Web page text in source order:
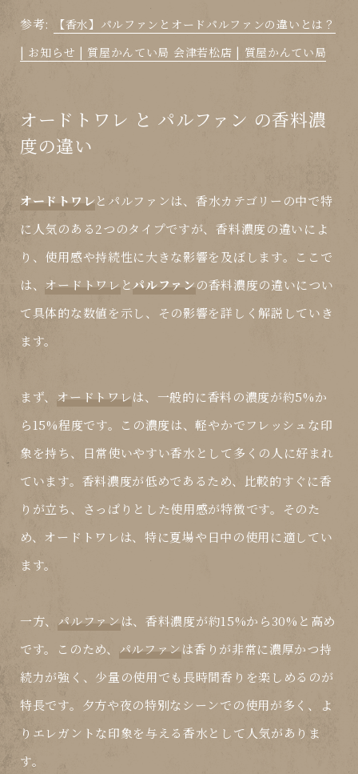
参考:
【香水】パルファンとオードパルファンの違いとは？
| お知らせ | 質屋かんてい局 会津若松店 | 質屋かんてい局
オードトワレ と パルファン の香料濃
度の違い
オードトワレと パルファンは、香水カテゴリーの中で特
に人気のある2つのタイプですが、香料濃度の違いによ
り、使用感や持続性に大きな影響を及ぼします。ここで
は、 オードトワレ とパルファンの香料濃度の違いについ
て具体的な数値を示し、その影響を詳しく解説していき
ます。
まず、 オードトワレは、一般的に香料の濃度が約5%か
ら15%程度です。この濃度は、軽やかでフレッシュな印
象を持ち、日常使いやすい香水として多くの人に好まれ
ています。香料濃度が低めであるため、比較的すぐに香
りが立ち、さっぱりとした使用感が特徴です。そのた
め、 オードトワレは、特に夏場や日中の使用に適してい
ます。
一方、 パルファンは、香料濃度が約15%から30%と高め
です。このため、 パルファンは香りが非常に濃厚かつ持
続力が強く、少量の使用でも長時間香りを楽しめるのが
特長です。夕方や夜の特別なシーンでの使用が多く、よ
りエレガントな印象を与える香水として人気がありま
す。